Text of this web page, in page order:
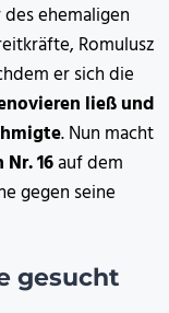
ehemaligen
Romulusz
er sich die
ließ und
. Nun macht
16auf dem
gegen seine
gesucht